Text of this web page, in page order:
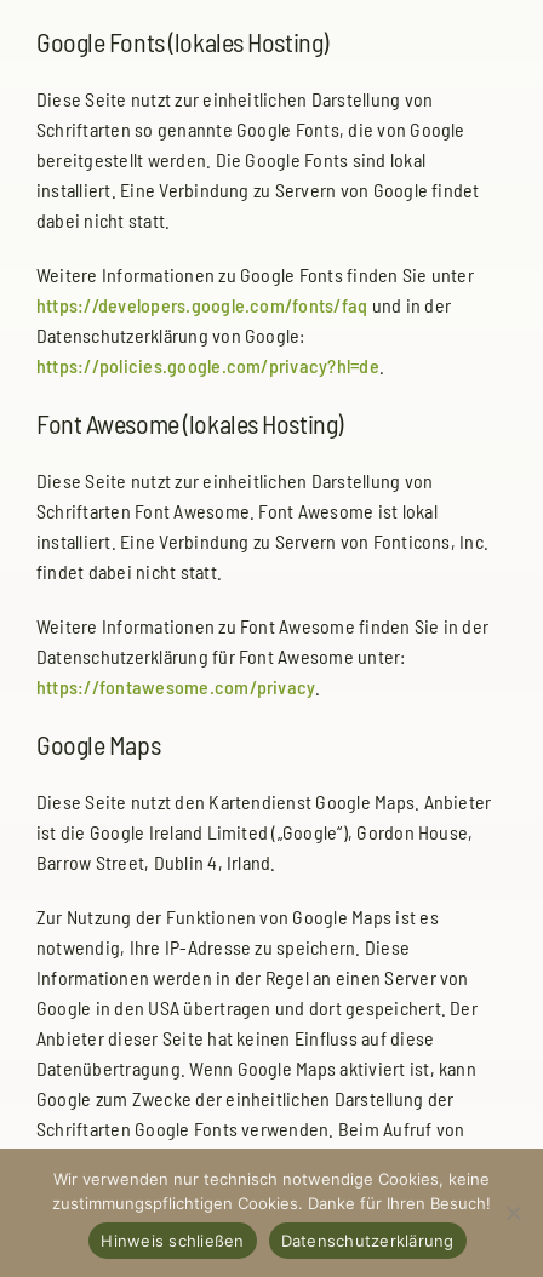
Google Fonts (lokales Hosting)
Diese Seite nutzt zur einheitlichen Darstellung von
Schriftarten so genannte Google Fonts, die von Google
bereitgestellt werden. Die Google Fonts sind lokal
installiert. Eine Verbindung zu Servern von Google findet
dabei nicht statt.
Weitere Informationen zu Google Fonts finden Sie unter
https://developers.google.com/fonts/faq und in der
Datenschutzerklärung von Google:
https://policies.google.com/privacy?hl=de
Font Awesome (lokales Hosting)
Diese Seite nutzt zur einheitlichen Darstellung von
Schriftarten Font Awesome. Font Awesome ist lokal
installiert. Eine Verbindung zu Servern von Fonticons, Inc.
findet dabei nicht statt.
Weitere Informationen zu Font Awesome finden Sie in der
Datenschutzerklärung für Font Awesome unter:
https://fontawesome.com/privacy
Google Maps
Diese Seite nutzt den Kartendienst Google Maps. Anbieter
ist die Google Ireland Limited („Google“), Gordon House,
Barrow Street, Dublin 4, Irland.
Zur Nutzung der Funktionen von Google Maps ist es
notwendig, Ihre IP-Adresse zu speichern. Diese
Informationen werden in der Regel an einen Server von
Google in den USA übertragen und dort gespeichert. Der
Anbieter dieser Seite hat keinen Einfluss auf diese
Datenübertragung. Wenn Google Maps aktiviert ist, kann
Google zum Zwecke der einheitlichen Darstellung der
Schriftarten Google Fonts verwenden. Beim Aufruf von
ihren Browsercache, um Texte und Schriftarten korrekt
anzuzeigen.
Wir verwenden nur technisch notwendige Cookies, keine
zustimmungspflichtigen Cookies. Danke für Ihren Besuch!
Hinweis schließen
Datenschutzerklärung